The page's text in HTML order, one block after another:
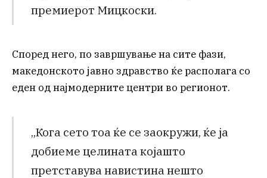
премиерот Мицкоски.
Според него, по завршување на сите фази,
македонското јавно здравство ќе располага со
еден од најмодерните центри во регионот.
„Кога сето тоа ќе се заокружи, ќе ја
добиеме целината којашто
претставува навистина нешто